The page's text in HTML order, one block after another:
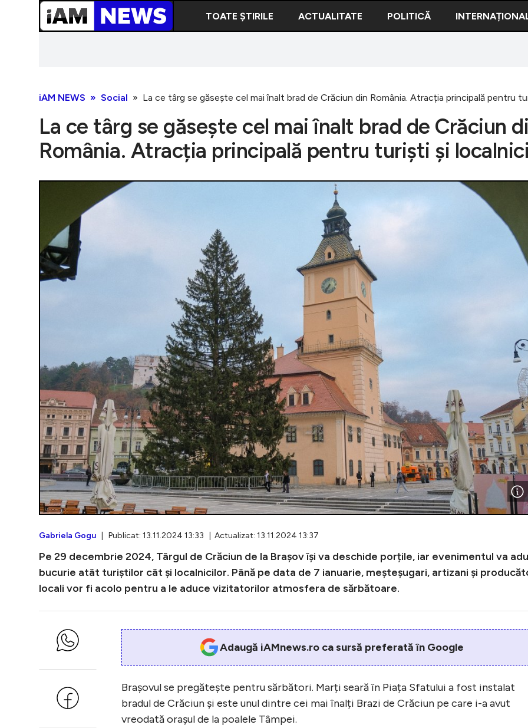
TOATE ȘTIRILE ACTUALITATE POLITICĂ
iAM NEWS Social La ce târg se găsește cel mai înalt brad de Crăciun din România. Atracția principală pentru
La ce târg se găsește cel mai înalt brad de Crăciun
România. Atracția principală pentru turiști și localnici
Gabriela Gogu | Publicat: 13.11.2024 13:33 | Actualizat: 13.11.2024 13:37
Pe 29 decembrie 2024, Târgul de Crăciun de la Brașov își va deschide porțile, iar evenimentul va
bucurie atât turiștilor cât și localnicilor. Până pe data de 7 ianuarie, meșteșugari, artizani și
locali vor fi acolo pentru a le aduce vizitatorilor atmosfera de sărbătoare.
Adaugă iAMnews.ro ca sursă preferată în Google
Brașovul se pregătește pentru sărbători. Marți seară în Piața Sfatului a fost instalat
bradul de Crăciun și este unul dintre cei mai înalți Brazi de Crăciun pe care i-a avut
vreodată orașul de la poalele Tâmpei.